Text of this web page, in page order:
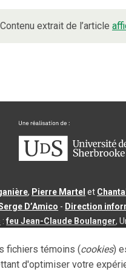
Contenu extrait de l’article
, Pierre Martel et
D’Amico - Direction
:feu Jean-Claude Boulanger,
de Sherbrooke |3.2.2-
fichiers témoins (cookies)
d'optimiser votre